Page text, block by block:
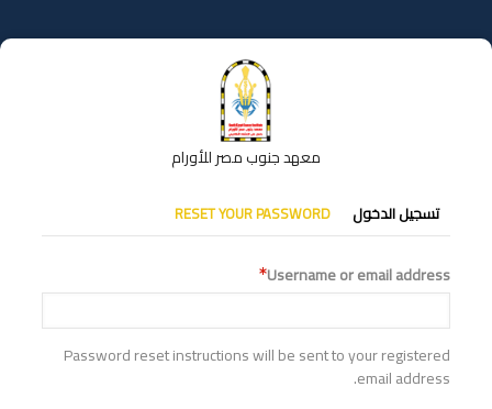
إلى
المحتوى
معهد جنوب مصر للأورام
التبويبات
الأساسية
تسجيل الدخول RESET YOUR PASSWORD
Username or email address
Password reset instructions will be sent to your registered
email address.